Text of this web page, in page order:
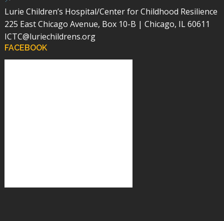
Lurie Children’s Hospital/Center for Childhood Resilience
225 East Chicago Avenue, Box 10-B | Chicago, IL 60611
ICTC@luriechildrens.org
FACEBOOK